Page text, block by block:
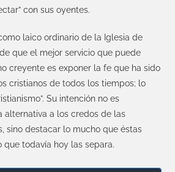
con sus oyentes.
laico ordinario de la Iglesia de
que el mejor servicio que puede
creyente es exponer la fe que ha sido
cristianos de todos los tiempos; lo
Su intención no es
alternativa a los credos de las
sino destacar lo mucho que éstas
todavía hoy las separa.